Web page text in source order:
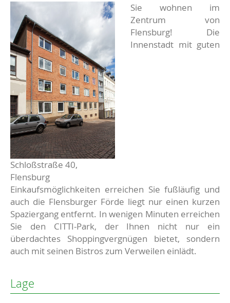
Schloßstraße 40,
Flensburg
Beschreibung
Sie wohnen im
Zentrum von
Flensburg! Die
Innenstadt mit guten
Einkaufsmöglichkeiten erreichen Sie fußläufig und
auch die Flensburger Förde liegt nur einen kurzen
Spaziergang entfernt. In wenigen Minuten erreichen
Sie den CITTI-Park, der Ihnen nicht nur ein
überdachtes Shoppingvergnügen bietet, sondern
auch mit seinen Bistros zum Verweilen einlädt.
Lage